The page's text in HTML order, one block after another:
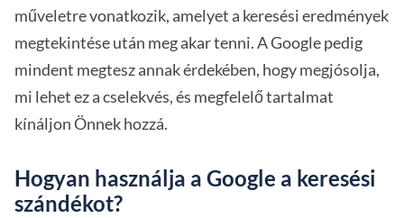
műveletre vonatkozik, amelyet a keresési eredmények
megtekintése után meg akar tenni. A Google pedig
mindent megtesz annak érdekében, hogy megjósolja,
mi lehet ez a cselekvés, és megfelelő tartalmat
kínáljon Önnek hozzá.
Hogyan használja a Google a keresési
szándékot?